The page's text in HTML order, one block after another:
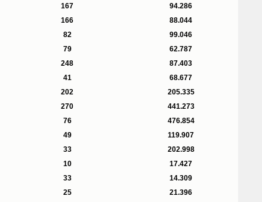
167
94.286
166
88.044
82
99.046
79
62.787
248
87.403
41
68.677
202
205.335
270
441.273
76
476.854
49
119.907
33
202.998
10
17.427
33
14.309
25
21.396